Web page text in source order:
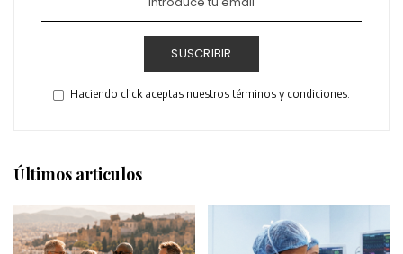
SUSCRIBIR
Haciendo click aceptas nuestros términos y condiciones.
Últimos articulos